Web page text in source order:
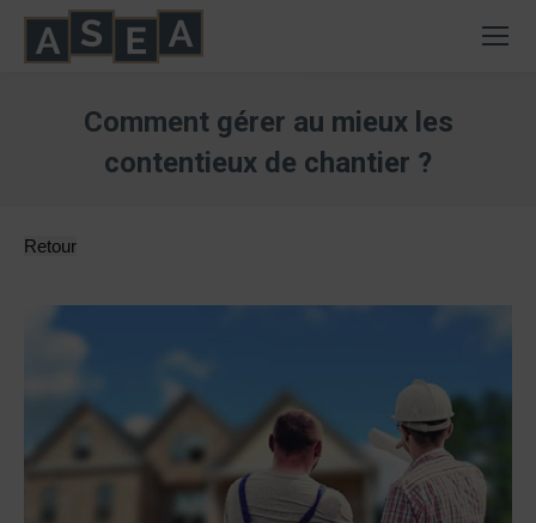
Comment gérer au mieux les
contentieux de chantier ?